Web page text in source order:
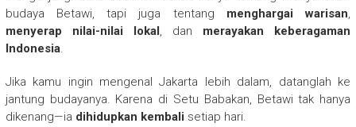
budaya Betawi, tapi juga tentang menghargai warisan,
menyerap nilai-nilai lokal, dan merayakan keberagaman
Indonesia.
Jika kamu ingin mengenal Jakarta lebih dalam, datanglah ke
jantung budayanya. Karena di Setu Babakan, Betawi tak hanya
dikenang—ia dihidupkan kembali setiap hari.